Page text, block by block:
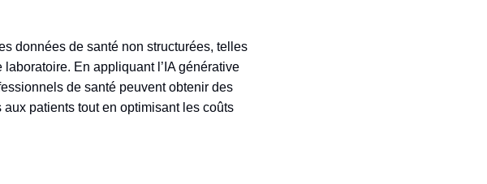
données de santé non structurées, telles
En appliquant l’IA générative
de santé peuvent obtenir des
patients tout en optimisant les coûts